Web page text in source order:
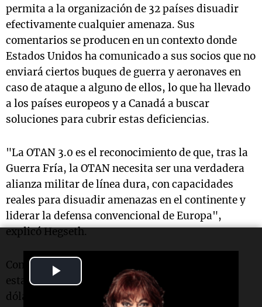
Video
permita a la organización de 32 países disuadir
efectivamente cualquier amenaza. Sus
comentarios se producen en un contexto donde
Estados Unidos ha comunicado a sus socios que no
enviará ciertos buques de guerra y aeronaves en
caso de ataque a alguno de ellos, lo que ha llevado
a los países europeos y a Canadá a buscar
soluciones para cubrir estas deficiencias.
"La OTAN 3.0 es el reconocimiento de que, tras la
Guerra Fría, la OTAN necesita ser una verdadera
alianza militar de línea dura, con capacidades
reales para disuadir amenazas en el continente y
liderar la defensa convencional de Europa",
explicó Hegseth.
Como parte de esta iniciativa, el gobierno
estadounidense planea invertir 1,5 billones de
dólares en su defensa para 2027, enviando un